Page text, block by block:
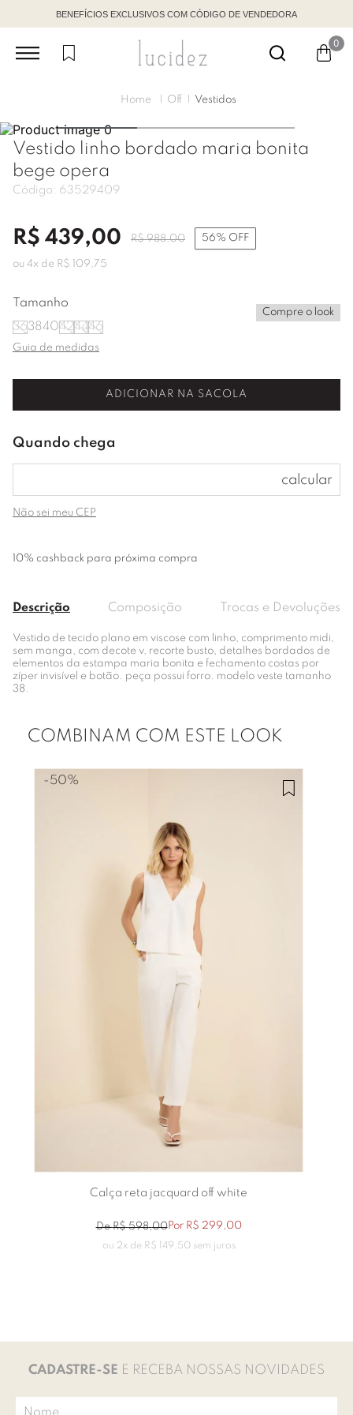
BENEFÍCIOS EXCLUSIVOS COM CÓDIGO DE VENDEDORA
0
Off Vestidos
Vestido linho bordado maria bonita
bege opera
Código: 63529409
R$ 439,00 R$ 988,00 56% OFF
ou 4x de R$ 109 ,75
Tamanho
363840424446
Compre o look
Guia de medidas
ADICIONAR NA SACOLA
Não sei meu CEP
10% cashback para próxima compra
Descrição Composição Trocas e Devoluções
Vestido de tecido plano em viscose com linho, comprimento midi,
sem manga, com decote v, recorte busto, detalhes bordados de
elementos da estampa maria bonita e fechamento costas por
zíper invisível e botão. peça possui forro. modelo veste tamanho
38.
COMBINAM COM ESTE LOOK
-50%
Calça reta jacquard off white
DeR$ 598,00Por R$ 299,00
ou 2x de R$ 149 50sem juros
CADASTRE-SE E RECEBA NOSSAS NOVIDADES